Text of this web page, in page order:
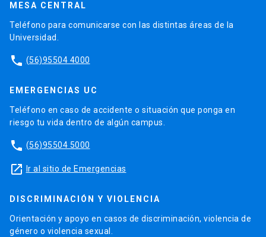
Proyectos
Laboratorios
MESA CENTRAL
Teléfono para comunicarse con las distintas áreas de la
Universidad.
phone (56)95504 4000
EMERGENCIAS UC
Teléfono en caso de accidente o situación que ponga en
riesgo tu vida dentro de algún campus.
phone (56)95504 5000
launch Ir al sitio de Emergencias
DISCRIMINACIÓN Y VIOLENCIA
Orientación y apoyo en casos de discriminación, violencia de
género o violencia sexual.